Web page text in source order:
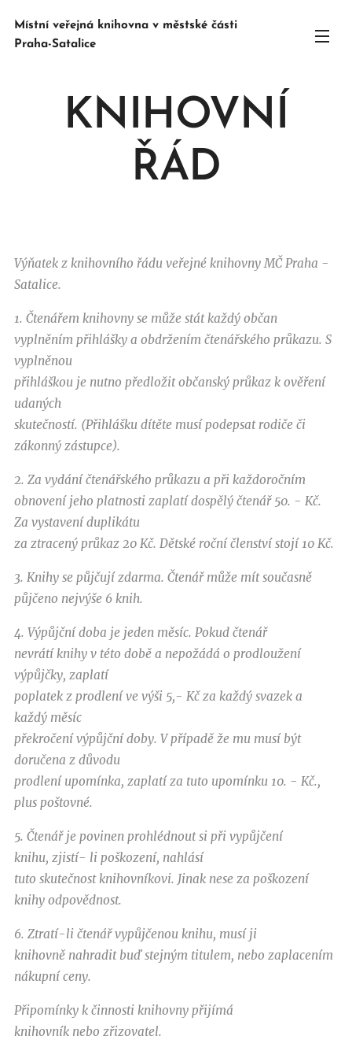
Místní veřejná knihovna v městské části
Praha-Satalice
KNIHOVNÍ
ŘÁD
Výňatek z knihovního řádu veřejné knihovny MČ Praha -
Satalice.
1. Čtenářem knihovny se může stát každý občan
vyplněním přihlášky a obdržením čtenářského průkazu. S
vyplněnou
přihláškou je nutno předložit občanský průkaz k ověření
udaných
skutečností. (Přihlášku dítěte musí podepsat rodiče či
zákonný zástupce).
2. Za vydání čtenářského průkazu a při každoročním
obnovení jeho platnosti zaplatí dospělý čtenář 50. - Kč.
Za vystavení duplikátu
za ztracený průkaz 20 Kč. Dětské roční členství stojí 10 Kč.
3. Knihy se půjčují zdarma. Čtenář může mít současně
půjčeno nejvýše 6 knih.
4. Výpůjční doba je jeden měsíc. Pokud čtenář
nevrátí knihy v této době a nepožádá o prodloužení
výpůjčky, zaplatí
poplatek z prodlení ve výši 5,- Kč za každý svazek a
každý měsíc
překročení výpůjční doby. V případě že mu musí být
doručena z důvodu
prodlení upomínka, zaplatí za tuto upomínku 10. - Kč.,
plus poštovné.
5. Čtenář je povinen prohlédnout si při vypůjčení
knihu, zjistí- li poškození, nahlásí
tuto skutečnost knihovníkovi. Jinak nese za poškození
knihy odpovědnost.
6. Ztratí-li čtenář vypůjčenou knihu, musí ji
knihovně nahradit buď stejným titulem, nebo zaplacením
nákupní ceny.
Připomínky k činnosti knihovny přijímá
knihovník nebo zřizovatel.